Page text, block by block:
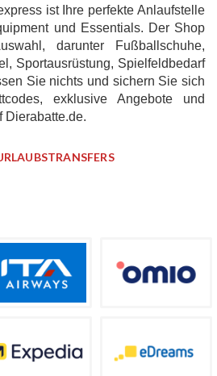
ist Ihre perfekte Anlaufstelle
und Essentials. Der Shop
darunter Fußballschuhe,
Sportausrüstung, Spielfeldbedarf
Sie nichts und sichern Sie sich
exklusive Angebote und
Dierabatte.de.